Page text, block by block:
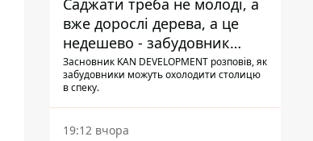
Саджати треба не молоді, а
вже дорослі дерева, а це
недешево - забудовник
Ніконов
Засновник KAN DEVELOPMENT розповів, як
забудовники можуть охолодити столицю
в спеку.
19:12 вчора